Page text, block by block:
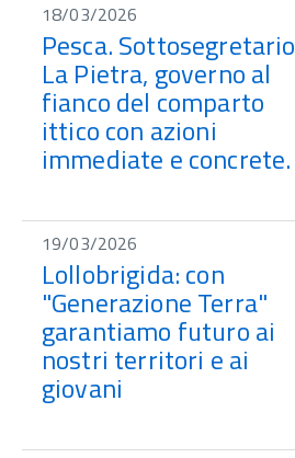
18/03/2026
Pesca. Sottosegretario
La Pietra, governo al
fianco del comparto
ittico con azioni
immediate e concrete.
19/03/2026
Lollobrigida: con
"Generazione Terra"
garantiamo futuro ai
nostri territori e ai
giovani